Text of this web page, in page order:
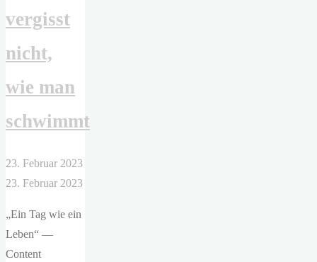
vergisst
nicht,
wie man
schwimmt
23. Februar 2023
23. Februar 2023
„Ein Tag wie ein
Leben“ —
Content